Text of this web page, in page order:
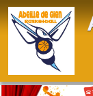
Panneau de